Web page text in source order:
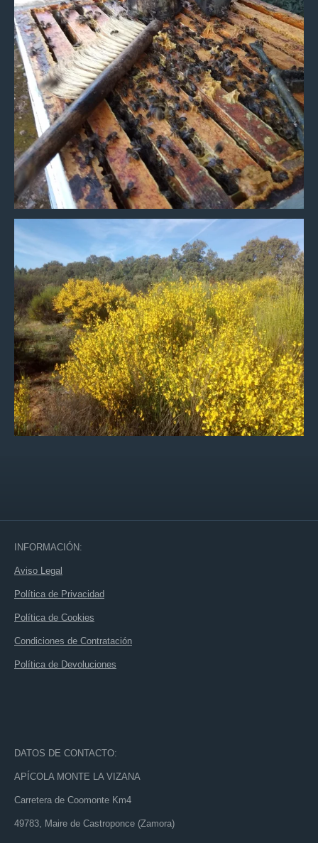
INFORMACIÓN:
Aviso Legal
Política de Privacidad
Política de Cookies
Condiciones de Contratación
Política de Devoluciones
DATOS DE CONTACTO:
APÍCOLA MONTE LA VIZANA
Carretera de Coomonte Km4
49783, Maire de Castroponce (Zamora)